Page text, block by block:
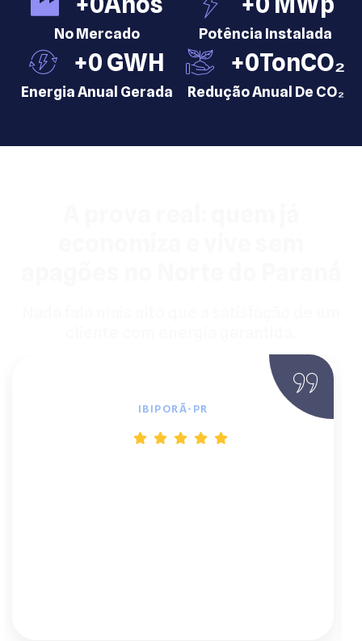
No Mercado Potência Instalada
+0 GWH
Energia Anual Gerada
+0TonCO₂
Redução Anual De CO₂
IBIPORÃ-PR